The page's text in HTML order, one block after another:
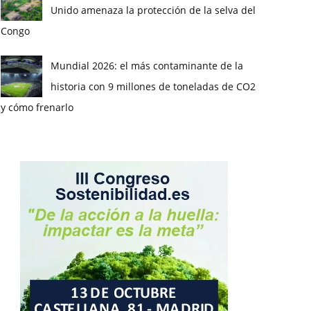
Unido amenaza la protección de la selva del
Congo
Mundial 2026: el más contaminante de la
historia con 9 millones de toneladas de CO2
y cómo frenarlo